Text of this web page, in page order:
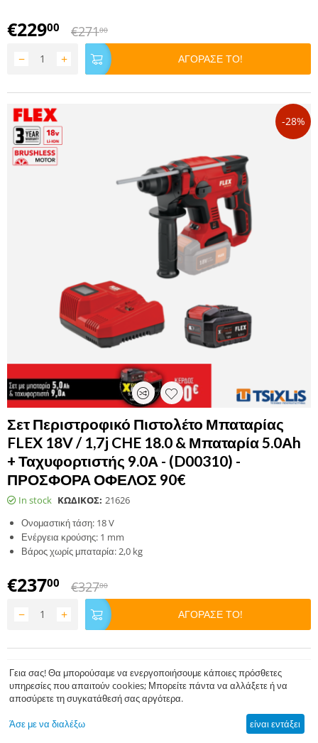
€22900 €27100
+
− ΑΓΟΡΑΣΕ ΤΟ!
-28%
Σετ Περιστροφικό Πιστολέτο Μπαταρίας
FLEX 18V / 1,7j CHE 18.0 & Μπαταρία 5.0Αh
+ Ταχυφορτιστής 9.0Α - (D00310) -
ΠΡΟΣΦΟΡΑ ΟΦΕΛΟΣ 90€
In stock ΚΩΔΙΚΟΣ: 21626
Ονομαστική τάση: 18 V
Ενέργεια κρούσης: 1 mm
Βάρος χωρίς μπαταρία: 2,0 kg
€23700 €32700
+
− ΑΓΟΡΑΣΕ ΤΟ!
Γεια σας! Θα μπορούσαμε να ενεργοποιήσουμε κάποιες πρόσθετες
υπηρεσίες που απαιτούν cookies; Μπορείτε πάντα να αλλάξετε ή να
αποσύρετε τη συγκατάθεσή σας αργότερα.
Άσε με να διαλέξω είναι εντάξει